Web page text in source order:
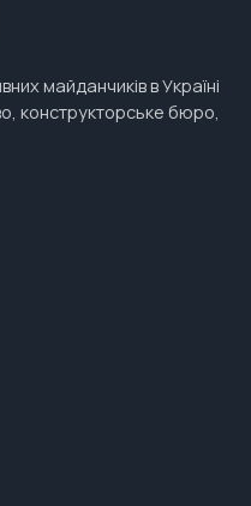
майданчиків в Україні
конструкторське бюро,